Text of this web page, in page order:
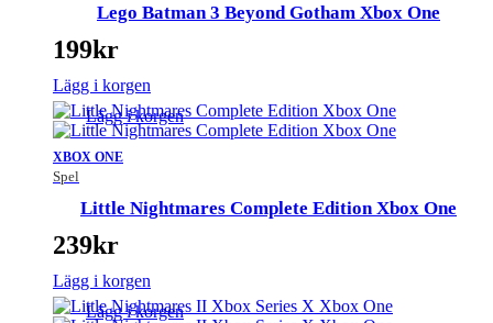
Lego Batman 3 Beyond Gotham Xbox One
199kr
Lägg i korgen
XBOX ONE
Spel
Lägg i korgen
Little Nightmares Complete Edition Xbox One
239kr
Lägg i korgen
Lägg i korgen